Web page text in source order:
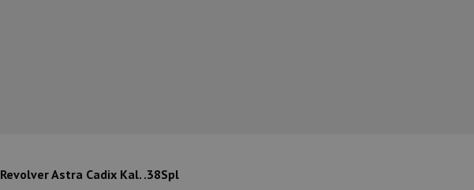
Revolver Astra Cadix Kal. .38Spl